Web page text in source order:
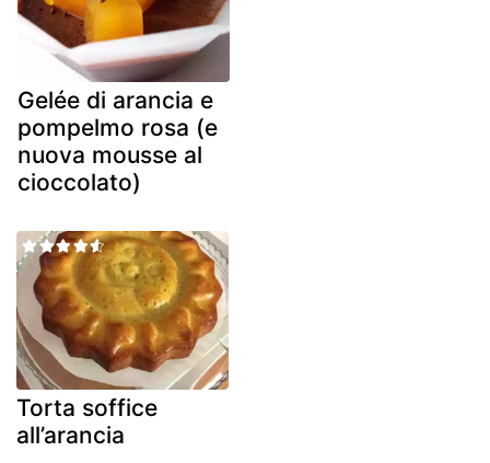
Gelée di arancia e
pompelmo rosa (e
nuova mousse al
cioccolato)
Torta soffice
all’arancia